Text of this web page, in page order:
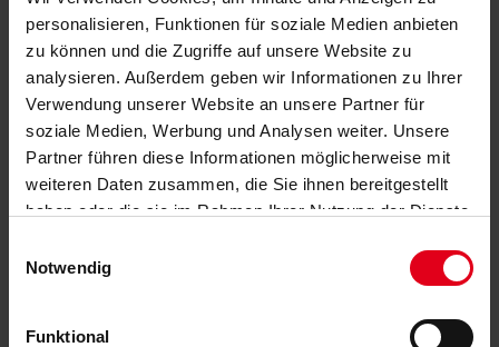
personalisieren, Funktionen für soziale Medien anbieten
zu können und die Zugriffe auf unsere Website zu
analysieren. Außerdem geben wir Informationen zu Ihrer
Verwendung unserer Website an unsere Partner für
soziale Medien, Werbung und Analysen weiter. Unsere
Partner führen diese Informationen möglicherweise mit
weiteren Daten zusammen, die Sie ihnen bereitgestellt
haben oder die sie im Rahmen Ihrer Nutzung der Dienste
Notwendig
Funktional